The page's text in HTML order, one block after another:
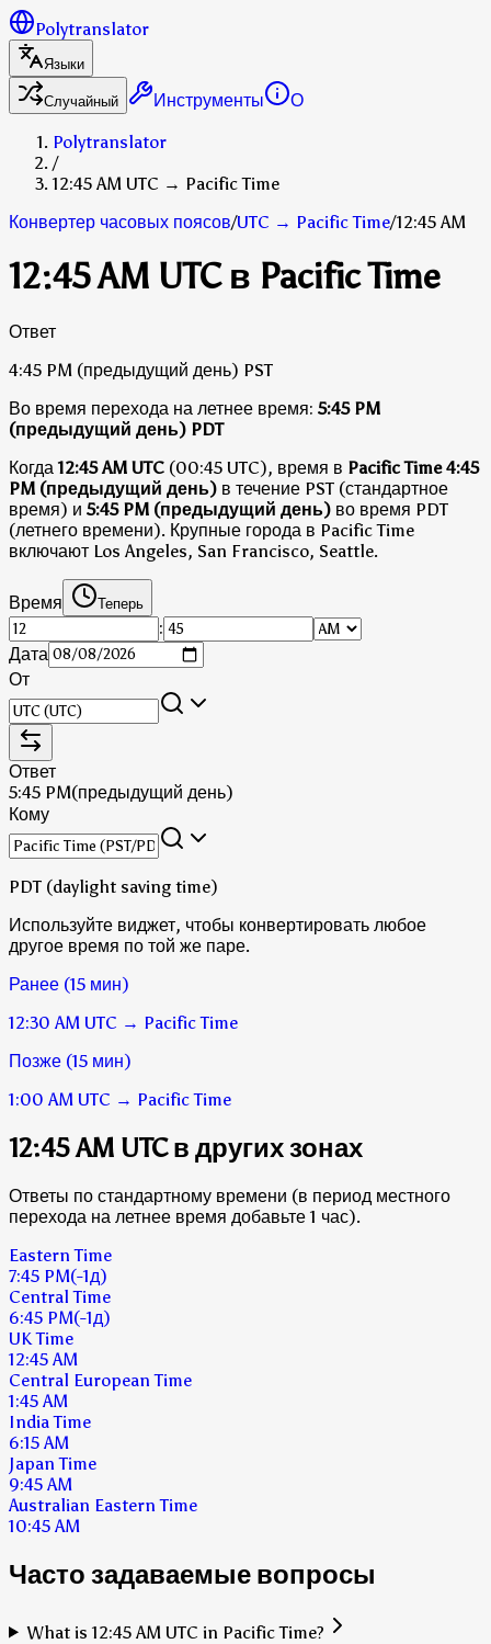
Polytranslator
Языки
Случайный
Инструменты
О
Polytranslator
/
12:45 AM UTC → Pacific Time
Конвертер часовых поясов/UTC → Pacific Time/12:45 AM
12:45 AM UTC в Pacific Time
Ответ
4:45 PM (предыдущий день) PST
Во время перехода на летнее время: 5:45 PM
(предыдущий день) PDT
Когда12:45 AM UTC (00:45 UTC), время в Pacific Time 4:45
PM (предыдущий день) в течение PST (стандартное
время) и 5:45 PM (предыдущий день) во время PDT
(летнего времени). Крупные города в Pacific Time
включают Los Angeles, San Francisco, Seattle.
Время Теперь
:
Дата
От
Ответ
5:45 PM(предыдущий день)
Кому
PDT (daylight saving time)
Используйте виджет, чтобы конвертировать любое
другое время по той же паре.
Ранее (15 мин)
12:30 AM UTC → Pacific Time
Позже (15 мин)
1:00 AM UTC → Pacific Time
12:45 AM UTC в других зонах
Ответы по стандартному времени (в период местного
перехода на летнее время добавьте 1 час).
Eastern Time
7:45 PM(-1д)
Central Time
6:45 PM(-1д)
UK Time
12:45 AM
Central European Time
1:45 AM
India Time
6:15 AM
Japan Time
9:45 AM
Australian Eastern Time
10:45 AM
Часто задаваемые вопросы
What is 12:45 AM UTC in Pacific Time?